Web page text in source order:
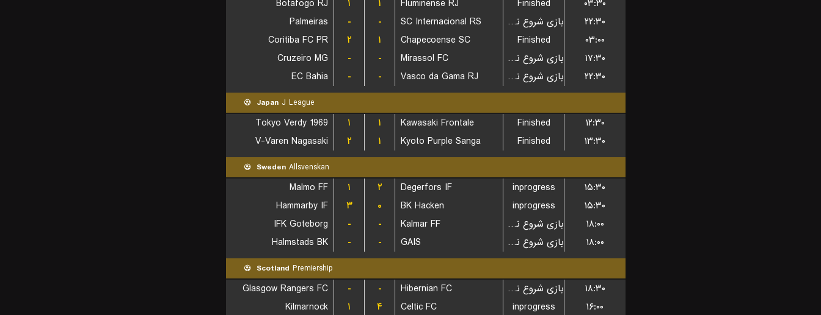
Botafogo RJ
۱ ۱ Fluminense RJ Finished
۰۳:۳۰
Palmeiras
- - SC Internacional RS بازی شروع نشده است
۲۲:۳۰
Coritiba FC PR
۲ ۱ Chapecoense SC Finished
۰۳:۰۰
Cruzeiro MG
- - Mirassol FC بازی شروع نشده است
۱۷:۳۰
EC Bahia
- - Vasco da Gama RJ بازی شروع نشده است ۲۲:۳۰
Japan J League
Tokyo Verdy 1969 ۱ ۱ Kawasaki Frontale Finished
۱۲:۳۰
V-Varen Nagasaki
۲ ۱ Kyoto Purple Sanga Finished ۱۳:۳۰
Sweden Allsvenskan
Malmo FF ۱ ۲ Degerfors IF inprogress
۱۵:۳۰
Hammarby IF
۳ ۰ BK Hacken inprogress
۱۵:۳۰
IFK Goteborg
- - Kalmar FF بازی شروع نشده است
۱۸:۰۰
Halmstads BK
- - GAIS بازی شروع نشده است ۱۸:۰۰
Scotland Premiership
Glasgow Rangers FC - - Hibernian FC بازی شروع نشده است
۱۸:۳۰
Kilmarnock
۱ ۴ Celtic FC inprogress
۱۶:۰۰